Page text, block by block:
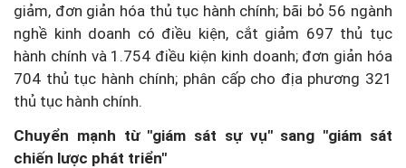
giảm, đơn giản hóa thủ tục hành chính; bãi bỏ 56 ngành
nghề kinh doanh có điều kiện, cắt giảm 697 thủ tục
hành chính và 1.754 điều kiện kinh doanh; đơn giản hóa
704 thủ tục hành chính; phân cấp cho địa phương 321
thủ tục hành chính.
Chuyển mạnh từ "giám sát sự vụ" sang "giám sát
chiến lược phát triển"